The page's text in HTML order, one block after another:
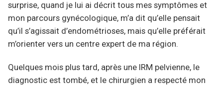
surprise, quand je lui ai décrit tous mes symptômes et
mon parcours gynécologique, m’a dit qu’elle pensait
qu’il s’agissait d’endométrioses, mais qu’elle préférait
m’orienter vers un centre expert de ma région.
Quelques mois plus tard, après une IRM pelvienne, le
diagnostic est tombé, et le chirurgien a respecté mon